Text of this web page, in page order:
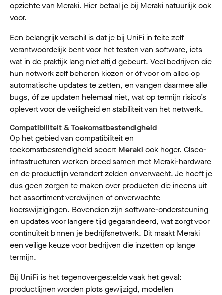
opzichte van Meraki. Hier betaal je bij Meraki natuurlijk ook
voor.
Een belangrijk verschil is dat je bij UniFi in feite zelf
verantwoordelijk bent voor het testen van software, iets
wat in de praktijk lang niet altijd gebeurt. Veel bedrijven die
hun netwerk zelf beheren kiezen er óf voor om alles op
automatische updates te zetten, en vangen daarmee alle
bugs, óf ze updaten helemaal niet, wat op termijn risico’s
oplevert voor de veiligheid en stabiliteit van het netwerk.
Compatibiliteit & Toekomstbestendigheid
Op het gebied van compatibiliteit en
toekomstbestendigheid scoort Meraki ook hoger. Cisco-
infrastructuren werken breed samen met Meraki-hardware
en de productlijn verandert zelden onverwacht. Je hoeft je
dus geen zorgen te maken over producten die ineens uit
het assortiment verdwijnen of onverwachte
koerswijzigingen. Bovendien zijn software-ondersteuning
en updates voor langere tijd gegarandeerd, wat zorgt voor
continuïteit binnen je bedrijfsnetwerk. Dit maakt Meraki
een veilige keuze voor bedrijven die inzetten op lange
termijn.
Bij UniFi is het tegenovergestelde vaak het geval:
productlijnen worden plots gewijzigd, modellen